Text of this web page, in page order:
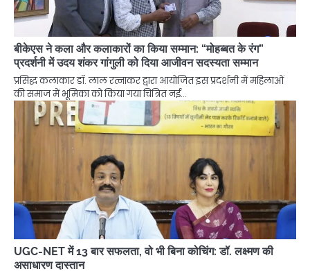
बीकेएस ने कला और कलाकारों का किया सम्मान: “मोहब्बत के रंग”
प्रदर्शनी में उदय शंकर गांगुली को दिया आजीवन सदस्यता सम्मान
प्रसिद्ध कलाकार डॉ. लाल रत्नाकर द्वारा आयोजित इस प्रदर्शनी में महिलाओं
की समाज में भूमिका को किया गया चित्रित नई…
UGC-NET में 13 बार सफलता, वो भी बिना कोचिंग: डॉ. लक्ष्मण की
असाधारण दास्तान